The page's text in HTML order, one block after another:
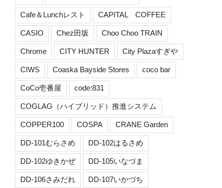
Cafe＆Lunchレスト CAPITAL COFFEE
CASIO Chez田坂 Choo Choo TRAIN
Chrome CITY HUNTER City Plazaすぎや
CIWS Coaska Bayside Stores coco bar
CoCo壱番屋 code:831
COGLAG（ハイブリッド）推進システム
COPPER100 COSPA CRANE Garden
DD-101むらさめ DD-102はるさめ
DD-102ゆきかぜ DD-105いなづま
DD-106さみだれ DD-107いかづち